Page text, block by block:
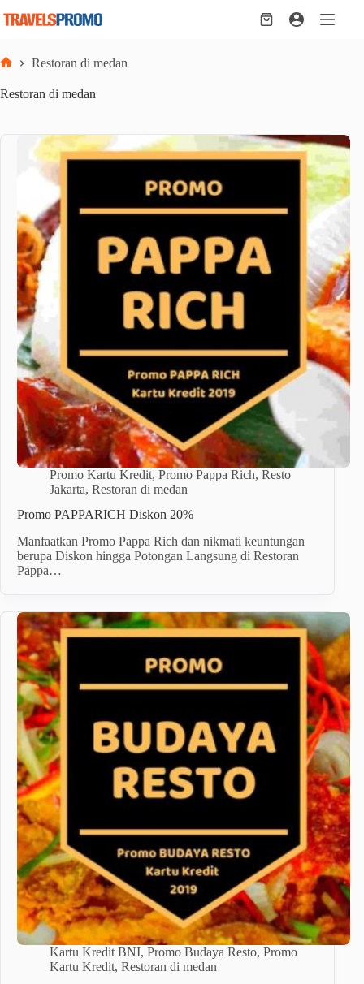
Shopping
Restoran di medan
Restoran di medan
Promo Kartu Kredit, Promo Pappa Rich, Resto
Jakarta, Restoran di medan
Promo PAPPARICH Diskon 20%
Manfaatkan Promo Pappa Rich dan nikmati keuntungan
berupa Diskon hingga Potongan Langsung di Restoran
Pappa…
Kartu Kredit BNI, Promo Budaya Resto, Promo
Kartu Kredit, Restoran di medan